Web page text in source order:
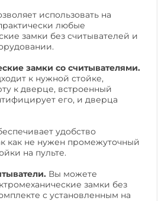
использовать на
любые
замки без считывателей и
замки со считывателями.
к нужной стойке,
к дверце, встроенный
его, и дверца
удобство
как не нужен промежуточный
на пульте.
Вы можете
замки без
с установленным на